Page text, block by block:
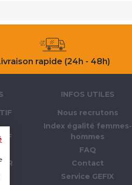
rapide (24h - 48h)
INFOS UTILES
Nous recrutons
Index égalité femmes-
hommes
FAQ
Contact
Service GEFIX